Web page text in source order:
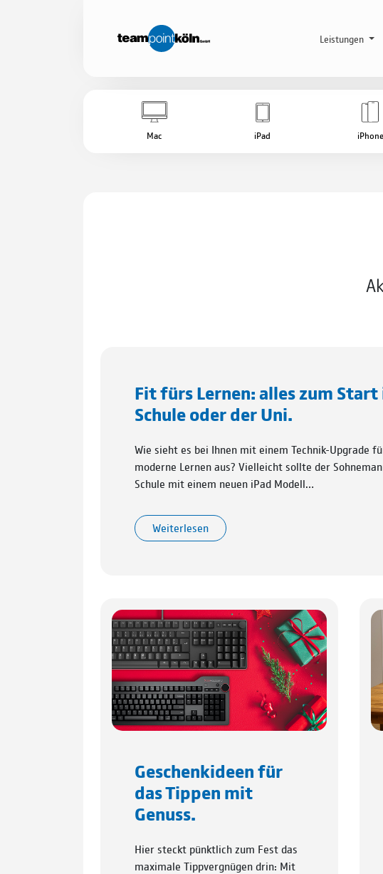
Leistungen
Mac iPad iPhone
Fit fürs Lernen: alles zum
Schule oder der Uni.
Wie sieht es bei Ihnen mit einem Technik-Upgrade
moderne Lernen aus? Vielleicht sollte der
Schule mit einem neuen iPad Modell…
Weiterlesen
Geschenkideen für
das Tippen mit
Genuss.
Hier steckt pünktlich zum Fest das
maximale Tippvergnügen drin: Mit